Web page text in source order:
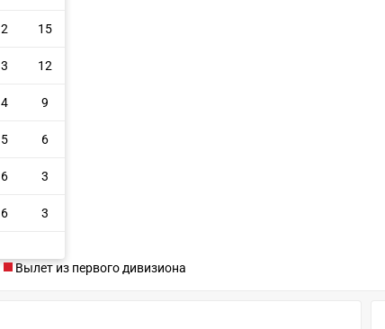
2 15
3 12
4 9
5 6
6 3
6 3
Вылет из первого дивизиона